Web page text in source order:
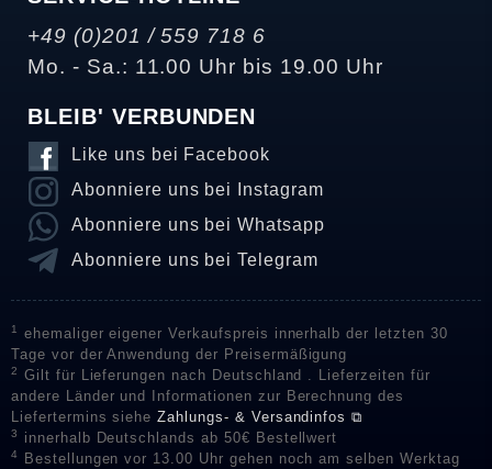
+49 (0)201 / 559 718 6
Mo. - Sa.: 11.00 Uhr bis 19.00 Uhr
BLEIB' VERBUNDEN
Like uns bei Facebook
Abonniere uns bei Instagram
Abonniere uns bei Whatsapp
Abonniere uns bei Telegram
1
ehemaliger eigener Verkaufspreis innerhalb der letzten 30
Tage vor der Anwendung der Preisermäßigung
2
Gilt für Lieferungen nach Deutschland . Lieferzeiten für
andere Länder und Informationen zur Berechnung des
Liefertermins sieheZahlungs- & Versandinfos ⧉
3 innerhalb Deutschlands ab 50€ Bestellwert
4
Bestellungen vor 13.00 Uhr gehen noch am selben Werktag